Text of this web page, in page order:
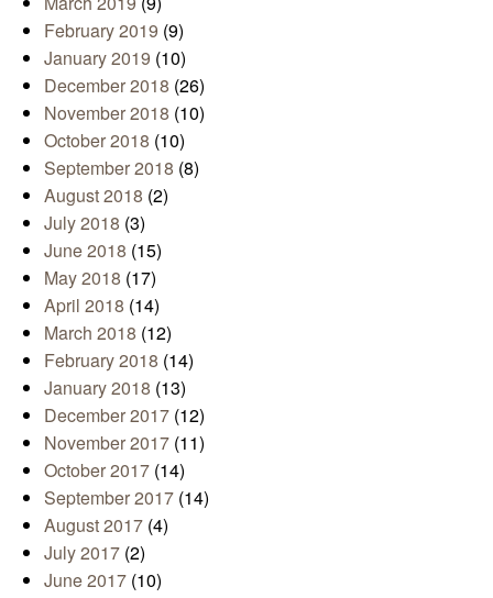
February 2019 (9)
January 2019 (10)
December 2018 (26)
November 2018 (10)
October 2018 (10)
September 2018 (8)
August 2018 (2)
July 2018 (3)
June 2018 (15)
May 2018 (17)
April 2018 (14)
March 2018 (12)
February 2018 (14)
January 2018 (13)
December 2017 (12)
November 2017 (11)
October 2017 (14)
September 2017 (14)
August 2017 (4)
July 2017 (2)
June 2017 (10)